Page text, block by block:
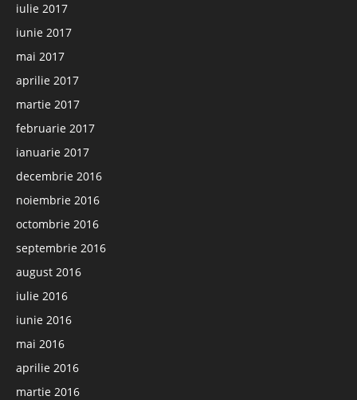
iulie 2017
iunie 2017
mai 2017
aprilie 2017
martie 2017
februarie 2017
ianuarie 2017
decembrie 2016
noiembrie 2016
octombrie 2016
septembrie 2016
august 2016
iulie 2016
iunie 2016
mai 2016
aprilie 2016
martie 2016